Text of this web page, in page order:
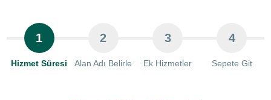
1
Hizmet Süresi
2
Alan Adı Belirle
3
Ek Hizmetler
4
Sepete Git